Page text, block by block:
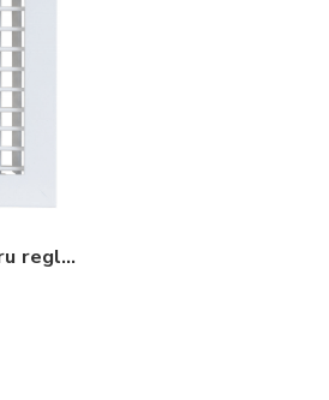
Grila dubla deflexie+registru reglaj GVA2D+PBD